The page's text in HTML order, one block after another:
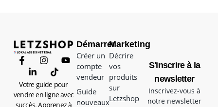
Votre guide pour
vendre en ligne avec
succès. Apprenez à
Démarrer
Créer un
compte
vendeur
Guide
nouveaux
Marketing
Décrire
vos
produits
sur
Letzshop
S'inscrire à la
newsletter
Inscrivez-vous à
notre newsletter